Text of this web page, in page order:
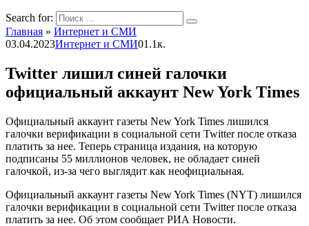
Search for:
Главная » Интернет и СМИ
03.04.2023Интернет и СМИ01.1к.
Twitter лишил синей галочки
официальный аккаунт New York Times
Официальный аккаунт газеты New York Times лишился
галочки верификации в социальной сети Twitter после отказа
платить за нее. Теперь страница издания, на которую
подписаны 55 миллионов человек, не обладает синей
галочкой, из-за чего выглядит как неофициальная.
Официальный аккаунт газеты New York Times (NYT) лишился
галочки верификации в социальной сети Twitter после отказа
платить за нее. Об этом сообщает РИА Новости.